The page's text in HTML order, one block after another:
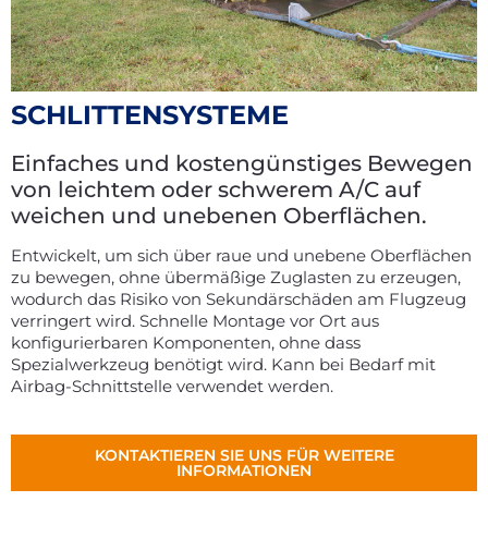
SCHLITTENSYSTEME
Einfaches und kostengünstiges Bewegen
von leichtem oder schwerem A/C auf
weichen und unebenen Oberflächen.
Entwickelt, um sich über raue und unebene Oberflächen
zu bewegen, ohne übermäßige Zuglasten zu erzeugen,
wodurch das Risiko von Sekundärschäden am Flugzeug
verringert wird. Schnelle Montage vor Ort aus
konfigurierbaren Komponenten, ohne dass
Spezialwerkzeug benötigt wird. Kann bei Bedarf mit
Airbag-Schnittstelle verwendet werden.
KONTAKTIEREN SIE UNS FÜR WEITERE
INFORMATIONEN